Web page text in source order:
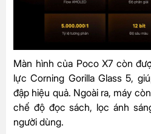
Màn hình của Poco X7 còn
lực Corning Gorilla Glass 5,
đập hiệu quả. Ngoài ra, máy
chế độ đọc sách, lọc ánh
người dùng.